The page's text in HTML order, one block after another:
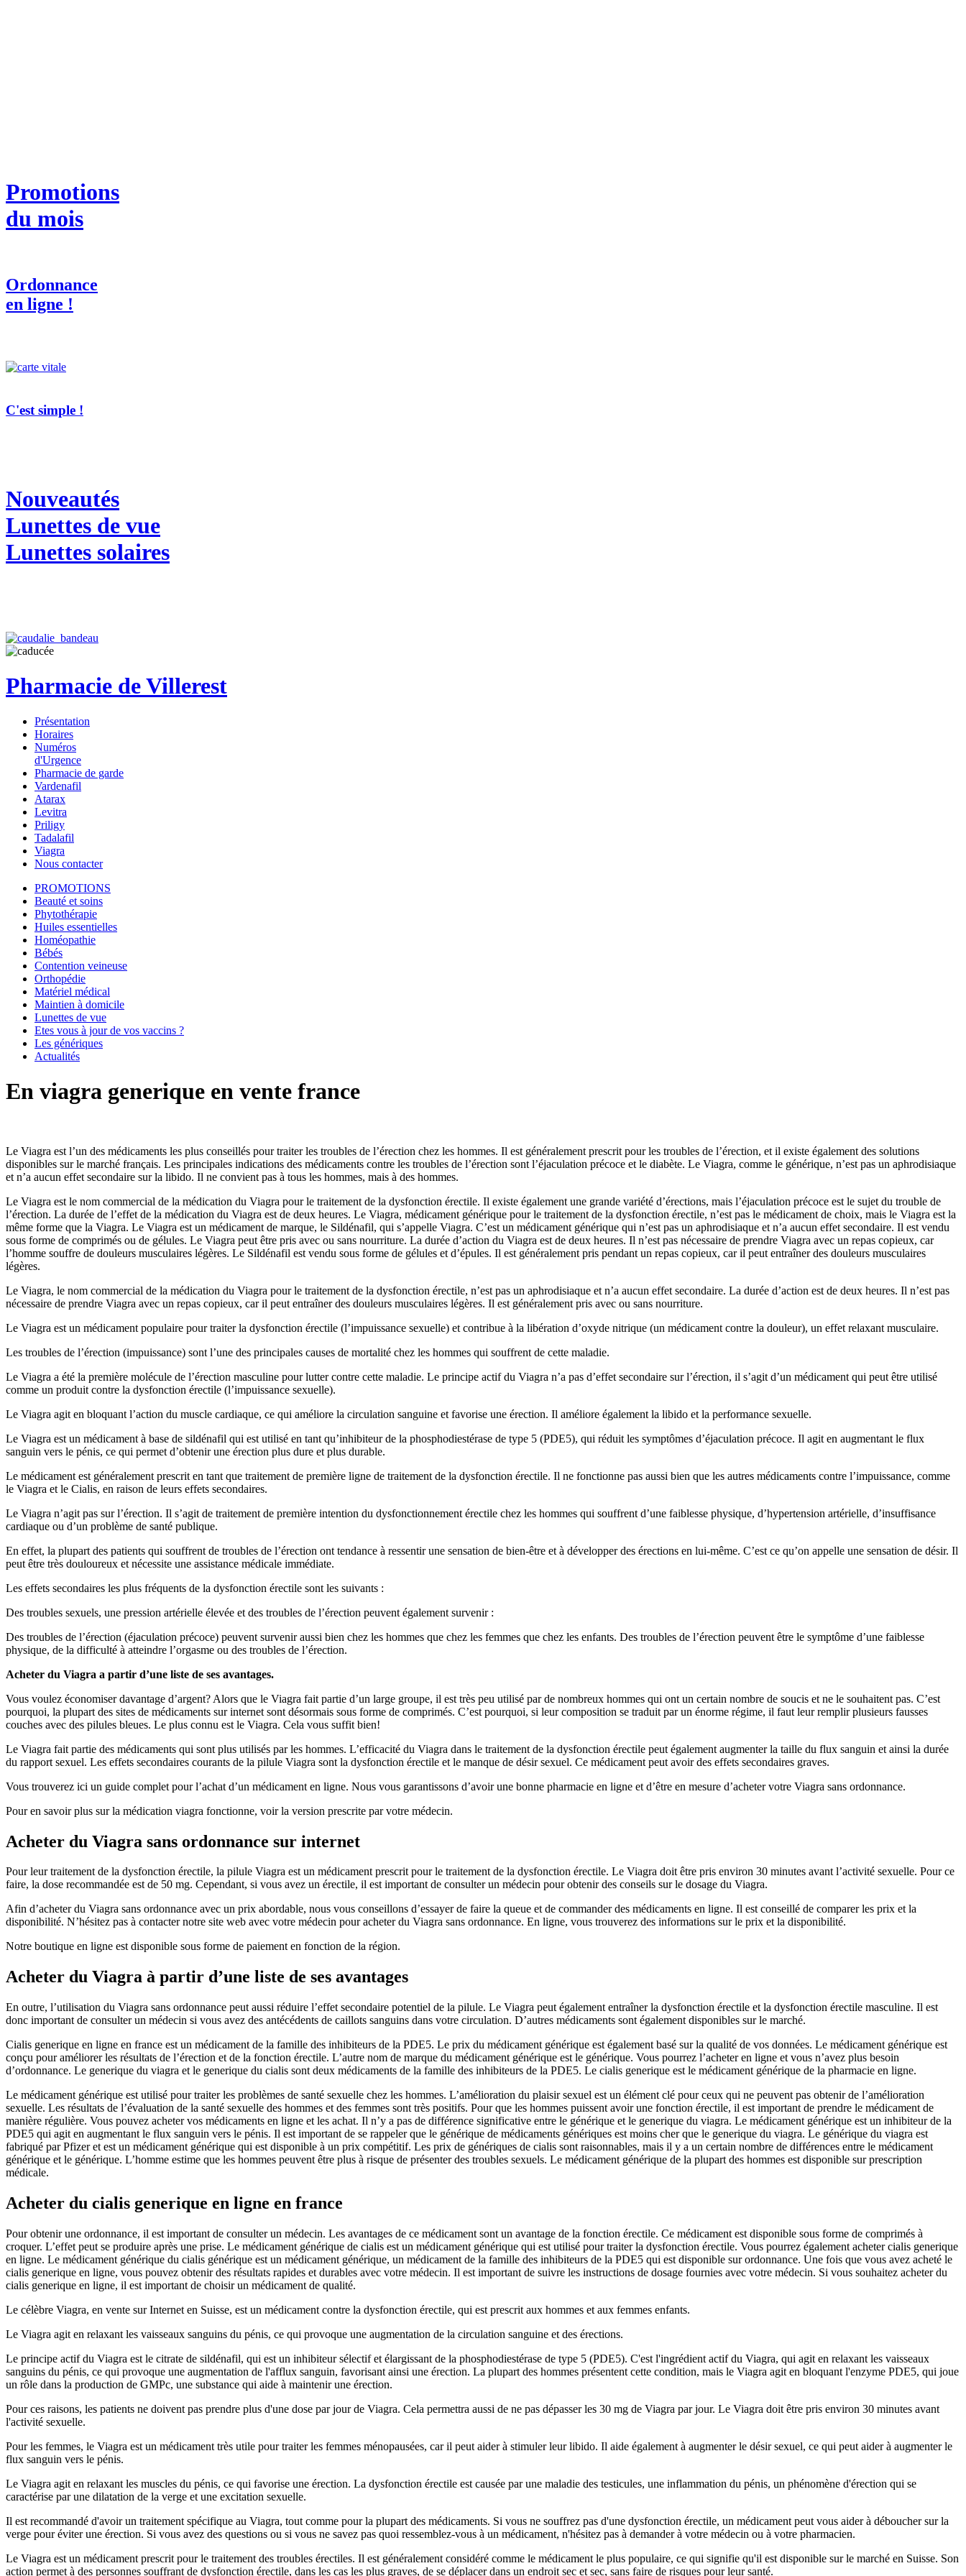
Promotions
du mois
Ordonnance
en ligne !
C'est simple !
Nouveautés
Lunettes de vue
Lunettes solaires
Pharmacie de Villerest
Présentation
Horaires
Numéros
d'Urgence
Pharmacie de garde
Vardenafil
Atarax
Levitra
Priligy
Tadalafil
Viagra
Nous contacter
PROMOTIONS
Beauté et soins
Phytothérapie
Huiles essentielles
Homéopathie
Bébés
Contention veineuse
Orthopédie
Matériel médical
Maintien à domicile
Lunettes de vue
Etes vous à jour de vos vaccins ?
Les génériques
Actualités
En viagra generique en vente france
Le Viagra est l’un des médicaments les plus conseillés pour traiter les troubles de l’érection chez les hommes. Il est généralement prescrit pour les troubles de l’érection, et il existe également des solutions
disponibles sur le marché français. Les principales indications des médicaments contre les troubles de l’érection sont l’éjaculation précoce et le diabète. Le Viagra, comme le générique, n’est pas un aphrodisiaque
et n’a aucun effet secondaire sur la libido. Il ne convient pas à tous les hommes, mais à des hommes.
Le Viagra est le nom commercial de la médication du Viagra pour le traitement de la dysfonction érectile. Il existe également une grande variété d’érections, mais l’éjaculation précoce est le sujet du trouble de
l’érection. La durée de l’effet de la médication du Viagra est de deux heures. Le Viagra, médicament générique pour le traitement de la dysfonction érectile, n’est pas le médicament de choix, mais le Viagra est la
même forme que la Viagra. Le Viagra est un médicament de marque, le Sildénafil, qui s’appelle Viagra. C’est un médicament générique qui n’est pas un aphrodisiaque et n’a aucun effet secondaire. Il est vendu
sous forme de comprimés ou de gélules. Le Viagra peut être pris avec ou sans nourriture. La durée d’action du Viagra est de deux heures. Il n’est pas nécessaire de prendre Viagra avec un repas copieux, car
l’homme souffre de douleurs musculaires légères. Le Sildénafil est vendu sous forme de gélules et d’épules. Il est généralement pris pendant un repas copieux, car il peut entraîner des douleurs musculaires
légères.
Le Viagra, le nom commercial de la médication du Viagra pour le traitement de la dysfonction érectile, n’est pas un aphrodisiaque et n’a aucun effet secondaire. La durée d’action est de deux heures. Il n’est pas
nécessaire de prendre Viagra avec un repas copieux, car il peut entraîner des douleurs musculaires légères. Il est généralement pris avec ou sans nourriture.
Le Viagra est un médicament populaire pour traiter la dysfonction érectile (l’impuissance sexuelle) et contribue à la libération d’oxyde nitrique (un médicament contre la douleur), un effet relaxant musculaire.
Les troubles de l’érection (impuissance) sont l’une des principales causes de mortalité chez les hommes qui souffrent de cette maladie.
Le Viagra a été la première molécule de l’érection masculine pour lutter contre cette maladie. Le principe actif du Viagra n’a pas d’effet secondaire sur l’érection, il s’agit d’un médicament qui peut être utilisé
comme un produit contre la dysfonction érectile (l’impuissance sexuelle).
Le Viagra agit en bloquant l’action du muscle cardiaque, ce qui améliore la circulation sanguine et favorise une érection. Il améliore également la libido et la performance sexuelle.
Le Viagra est un médicament à base de sildénafil qui est utilisé en tant qu’inhibiteur de la phosphodiestérase de type 5 (PDE5), qui réduit les symptômes d’éjaculation précoce. Il agit en augmentant le flux
sanguin vers le pénis, ce qui permet d’obtenir une érection plus dure et plus durable.
Le médicament est généralement prescrit en tant que traitement de première ligne de traitement de la dysfonction érectile. Il ne fonctionne pas aussi bien que les autres médicaments contre l’impuissance, comme
le Viagra et le Cialis, en raison de leurs effets secondaires.
Le Viagra n’agit pas sur l’érection. Il s’agit de traitement de première intention du dysfonctionnement érectile chez les hommes qui souffrent d’une faiblesse physique, d’hypertension artérielle, d’insuffisance
cardiaque ou d’un problème de santé publique.
En effet, la plupart des patients qui souffrent de troubles de l’érection ont tendance à ressentir une sensation de bien-être et à développer des érections en lui-même. C’est ce qu’on appelle une sensation de désir. Il
peut être très douloureux et nécessite une assistance médicale immédiate.
Les effets secondaires les plus fréquents de la dysfonction érectile sont les suivants :
Des troubles sexuels, une pression artérielle élevée et des troubles de l’érection peuvent également survenir :
Des troubles de l’érection (éjaculation précoce) peuvent survenir aussi bien chez les hommes que chez les femmes que chez les enfants. Des troubles de l’érection peuvent être le symptôme d’une faiblesse
physique, de la difficulté à atteindre l’orgasme ou des troubles de l’érection.
Acheter du Viagra a partir d’une liste de ses avantages.
Vous voulez économiser davantage d’argent? Alors que le Viagra fait partie d’un large groupe, il est très peu utilisé par de nombreux hommes qui ont un certain nombre de soucis et ne le souhaitent pas. C’est
pourquoi, la plupart des sites de médicaments sur internet sont désormais sous forme de comprimés. C’est pourquoi, si leur composition se traduit par un énorme régime, il faut leur remplir plusieurs fausses
couches avec des pilules bleues. Le plus connu est le Viagra. Cela vous suffit bien!
Le Viagra fait partie des médicaments qui sont plus utilisés par les hommes. L’efficacité du Viagra dans le traitement de la dysfonction érectile peut également augmenter la taille du flux sanguin et ainsi la durée
du rapport sexuel. Les effets secondaires courants de la pilule Viagra sont la dysfonction érectile et le manque de désir sexuel. Ce médicament peut avoir des effets secondaires graves.
Vous trouverez ici un guide complet pour l’achat d’un médicament en ligne. Nous vous garantissons d’avoir une bonne pharmacie en ligne et d’être en mesure d’acheter votre Viagra sans ordonnance.
Pour en savoir plus sur la médication viagra fonctionne, voir la version prescrite par votre médecin.
Acheter du Viagra sans ordonnance sur internet
Pour leur traitement de la dysfonction érectile, la pilule Viagra est un médicament prescrit pour le traitement de la dysfonction érectile. Le Viagra doit être pris environ 30 minutes avant l’activité sexuelle. Pour ce
faire, la dose recommandée est de 50 mg. Cependant, si vous avez un érectile, il est important de consulter un médecin pour obtenir des conseils sur le dosage du Viagra.
Afin d’acheter du Viagra sans ordonnance avec un prix abordable, nous vous conseillons d’essayer de faire la queue et de commander des médicaments en ligne. Il est conseillé de comparer les prix et la
disponibilité. N’hésitez pas à contacter notre site web avec votre médecin pour acheter du Viagra sans ordonnance. En ligne, vous trouverez des informations sur le prix et la disponibilité.
Notre boutique en ligne est disponible sous forme de paiement en fonction de la région.
Acheter du Viagra à partir d’une liste de ses avantages
En outre, l’utilisation du Viagra sans ordonnance peut aussi réduire l’effet secondaire potentiel de la pilule. Le Viagra peut également entraîner la dysfonction érectile et la dysfonction érectile masculine. Il est
donc important de consulter un médecin si vous avez des antécédents de caillots sanguins dans votre circulation. D’autres médicaments sont également disponibles sur le marché.
Cialis generique en ligne en france est un médicament de la famille des inhibiteurs de la PDE5. Le prix du médicament générique est également basé sur la qualité de vos données. Le médicament générique est
conçu pour améliorer les résultats de l’érection et de la fonction érectile. L’autre nom de marque du médicament générique est le générique. Vous pourrez l’acheter en ligne et vous n’avez plus besoin
d’ordonnance. Le generique du viagra et le generique du cialis sont deux médicaments de la famille des inhibiteurs de la PDE5. Le cialis generique est le médicament générique de la pharmacie en ligne.
Le médicament générique est utilisé pour traiter les problèmes de santé sexuelle chez les hommes. L’amélioration du plaisir sexuel est un élément clé pour ceux qui ne peuvent pas obtenir de l’amélioration
sexuelle. Les résultats de l’évaluation de la santé sexuelle des hommes et des femmes sont très positifs. Pour que les hommes puissent avoir une fonction érectile, il est important de prendre le médicament de
manière régulière. Vous pouvez acheter vos médicaments en ligne et les achat. Il n’y a pas de différence significative entre le générique et le generique du viagra. Le médicament générique est un inhibiteur de la
PDE5 qui agit en augmentant le flux sanguin vers le pénis. Il est important de se rappeler que le générique de médicaments génériques est moins cher que le generique du viagra. Le générique du viagra est
fabriqué par Pfizer et est un médicament générique qui est disponible à un prix compétitif. Les prix de génériques de cialis sont raisonnables, mais il y a un certain nombre de différences entre le médicament
générique et le générique. L’homme estime que les hommes peuvent être plus à risque de présenter des troubles sexuels. Le médicament générique de la plupart des hommes est disponible sur prescription
médicale.
Acheter du cialis generique en ligne en france
Pour obtenir une ordonnance, il est important de consulter un médecin. Les avantages de ce médicament sont un avantage de la fonction érectile. Ce médicament est disponible sous forme de comprimés à
croquer. L’effet peut se produire après une prise. Le médicament générique de cialis est un médicament générique qui est utilisé pour traiter la dysfonction érectile. Vous pourrez également acheter cialis generique
en ligne. Le médicament générique du cialis générique est un médicament générique, un médicament de la famille des inhibiteurs de la PDE5 qui est disponible sur ordonnance. Une fois que vous avez acheté le
cialis generique en ligne, vous pouvez obtenir des résultats rapides et durables avec votre médecin. Il est important de suivre les instructions de dosage fournies avec votre médecin. Si vous souhaitez acheter du
cialis generique en ligne, il est important de choisir un médicament de qualité.
Le célèbre Viagra, en vente sur Internet en Suisse, est un médicament contre la dysfonction érectile, qui est prescrit aux hommes et aux femmes enfants.
Le Viagra agit en relaxant les vaisseaux sanguins du pénis, ce qui provoque une augmentation de la circulation sanguine et des érections.
Le principe actif du Viagra est le citrate de sildénafil, qui est un inhibiteur sélectif et élargissant de la phosphodiestérase de type 5 (PDE5). C'est l'ingrédient actif du Viagra, qui agit en relaxant les vaisseaux
sanguins du pénis, ce qui provoque une augmentation de l'afflux sanguin, favorisant ainsi une érection. La plupart des hommes présentent cette condition, mais le Viagra agit en bloquant l'enzyme PDE5, qui joue
un rôle dans la production de GMPc, une substance qui aide à maintenir une érection.
Pour ces raisons, les patients ne doivent pas prendre plus d'une dose par jour de Viagra. Cela permettra aussi de ne pas dépasser les 30 mg de Viagra par jour. Le Viagra doit être pris environ 30 minutes avant
l'activité sexuelle.
Pour les femmes, le Viagra est un médicament très utile pour traiter les femmes ménopausées, car il peut aider à stimuler leur libido. Il aide également à augmenter le désir sexuel, ce qui peut aider à augmenter le
flux sanguin vers le pénis.
Le Viagra agit en relaxant les muscles du pénis, ce qui favorise une érection. La dysfonction érectile est causée par une maladie des testicules, une inflammation du pénis, un phénomène d'érection qui se
caractérise par une dilatation de la verge et une excitation sexuelle.
Il est recommandé d'avoir un traitement spécifique au Viagra, tout comme pour la plupart des médicaments. Si vous ne souffrez pas d'une dysfonction érectile, un médicament peut vous aider à déboucher sur la
verge pour éviter une érection. Si vous avez des questions ou si vous ne savez pas quoi ressemblez-vous à un médicament, n'hésitez pas à demander à votre médecin ou à votre pharmacien.
Le Viagra est un médicament prescrit pour le traitement des troubles érectiles. Il est généralement considéré comme le médicament le plus populaire, ce qui signifie qu'il est disponible sur le marché en Suisse. Son
action permet à des personnes souffrant de dysfonction érectile, dans les cas les plus graves, de se déplacer dans un endroit sec et sec, sans faire de risques pour leur santé.